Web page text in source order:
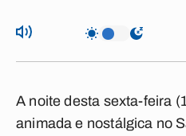
A noite desta sexta-feira
animada e nostálgica no